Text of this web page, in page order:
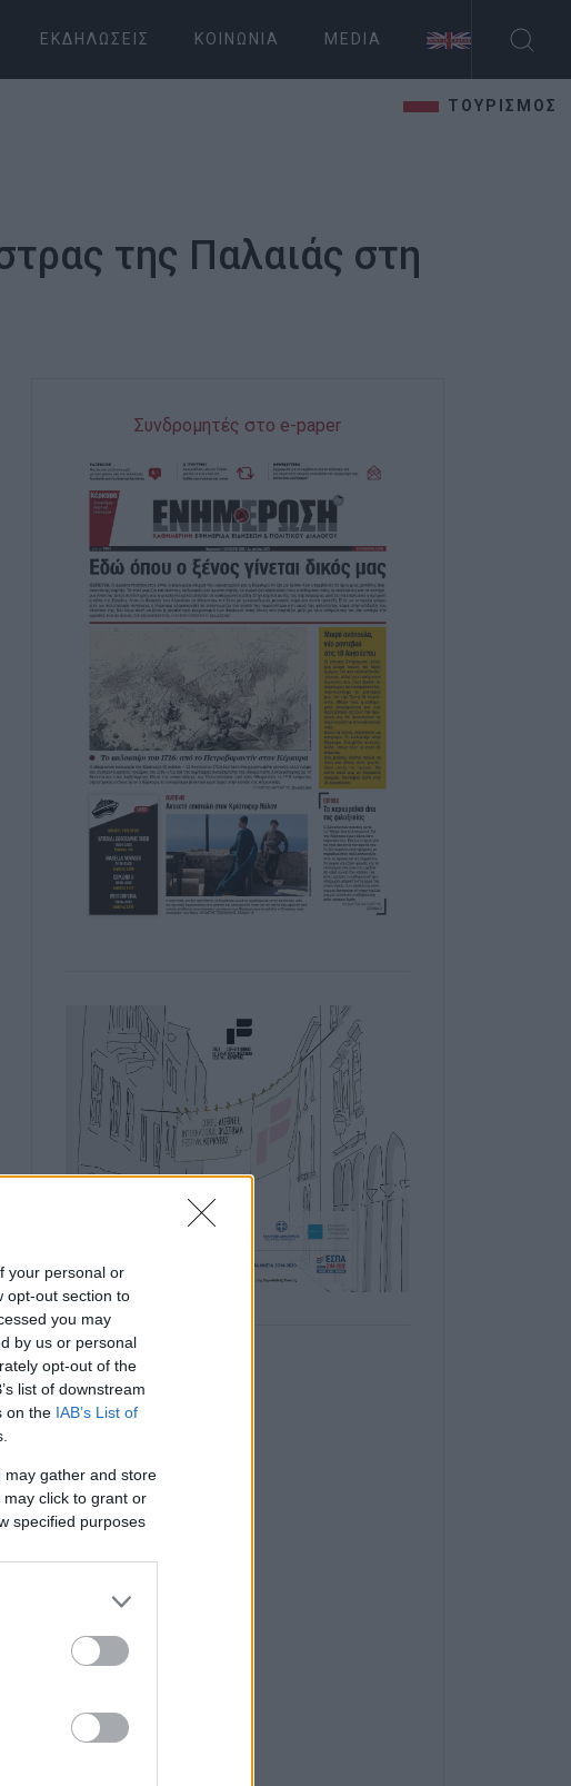
your personal or
opt-out section to
you may
by us or personal
opt-out of the
list of downstream
on the IAB’s List of
may gather and store
click to grant or
specified purposes
ΕΚΔΗΛΏΣΕΙΣ ΚΟΙΝΩΝΊΑ MEDIA
ΤΟΥΡΙΣΜΟΣ
της Παλαιάς στη
Συνδρομητές στο e-paper